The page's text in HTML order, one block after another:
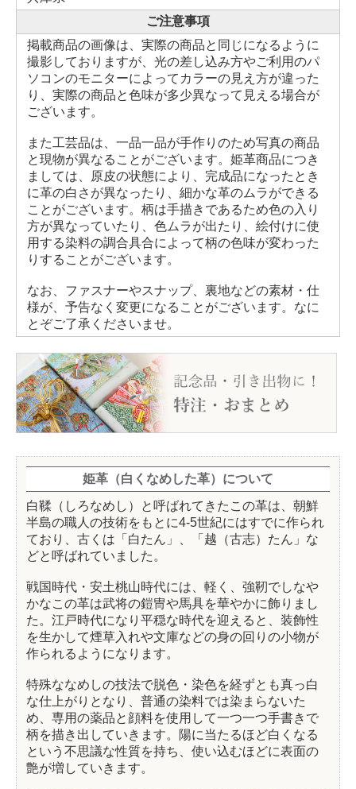
ご注意事項
掲載商品の画像は、実際の商品と同じになるように
撮影しておりますが、光の差し込み方やご利用のパ
ソコンのモニターによってカラーの見え方が違った
り、実際の商品と色味が多少異なって見える場合が
ございます。
また工芸品は、一品一品が手作りのため写真の商品
と現物が異なることがございます。姫革商品につき
ましては、原皮の状態により、完成品になったとき
に革の白さが異なったり、細かな革のムラができる
ことがございます。柄は手描きであるため色の入り
方が異なっていたり、色ムラが出たり、絵付けに使
用する染料の調合具合によって柄の色味が変わった
りすることがございます。
なお、ファスナーやスナップ、裏地などの素材・仕
様が、予告なく変更になることがございます。なに
とぞご了承くださいませ。
姫革（白くなめした革）について
白鞣（しろなめし）と呼ばれてきたこの革は、朝鮮
半島の職人の技術をもとに4-5世紀にはすでに作られ
ており、古くは「白たん」、「越（古志）たん」な
どと呼ばれていました。
戦国時代・安土桃山時代には、軽く、強靭でしなや
かなこの革は武将の鎧冑や馬具を華やかに飾りまし
た。江戸時代になり平穏な時代を迎えると、装飾性
を生かして煙草入れや文庫などの身の回りの小物が
作られるようになります。
特殊ななめしの技法で脱色・染色を経ずとも真っ白
な仕上がりとなり、普通の染料では染まらないた
め、専用の薬品と顔料を使用して一つ一つ手書きで
柄を描き出していきます。陽に当たるほど白くなる
という不思議な性質を持ち、使い込むほどに表面の
艶が増していきます。